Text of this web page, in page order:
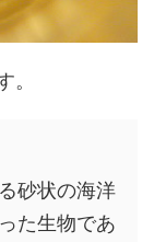
。
砂状の海洋
た生物であ